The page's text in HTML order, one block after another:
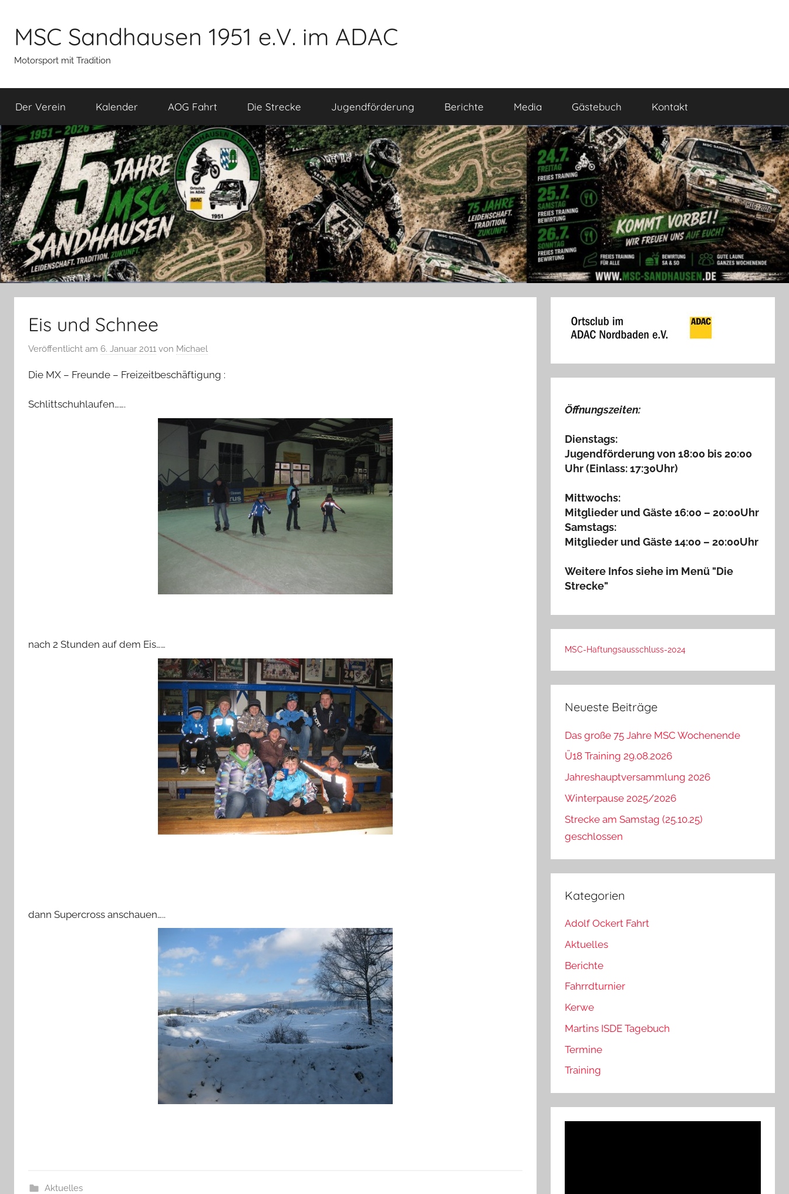
springen
MSC Sandhausen 1951 e.V. im ADAC
Motorsport mit Tradition
Der Verein Kalender AOG Fahrt Die Strecke Jugendförderung Berichte Media Gästebuch Kontakt
Eis und Schnee
Veröffentlicht am 6. Januar 2011 von Michael
Die MX – Freunde – Freizeitbeschäftigung :
Schlittschuhlaufen…….
nach 2 Stunden auf dem Eis……
dann Supercross anschauen…..
Aktuelles
Öffnungszeiten:
Dienstags:
Jugendförderung von 18:00 bis 20:00
Uhr (Einlass: 17:30Uhr)
Mittwochs:
Mitglieder und Gäste 16:00 – 20:00Uhr
Samstags:
Mitglieder und Gäste 14:00 – 20:00Uhr
Weitere Infos siehe im Menü "Die
Strecke"
MSC-Haftungsausschluss-2024
Neueste Beiträge
Das große 75 Jahre MSC Wochenende
Ü18 Training 29.08.2026
Jahreshauptversammlung 2026
Winterpause 2025/2026
Strecke am Samstag (25.10.25)
geschlossen
Kategorien
Adolf Ockert Fahrt
Aktuelles
Berichte
Fahrrdturnier
Kerwe
Martins ISDE Tagebuch
Termine
Training